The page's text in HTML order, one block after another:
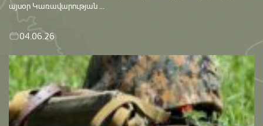
այսօր Կառավարության ...
04.06.26